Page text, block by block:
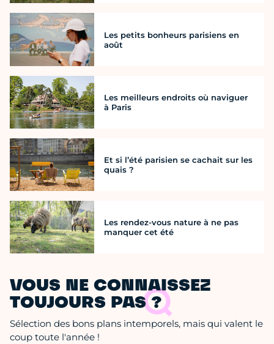
Les petits bonheurs parisiens en
août
Les meilleurs endroits où naviguer
à Paris
Et si l’été parisien se cachait sur les
quais ?
Les rendez-vous nature à ne pas
manquer cet été
VOUS NE CONNAISSEZ
TOUJOURS PAS ?
Sélection des bons plans intemporels, mais qui valent le
coup toute l'année !